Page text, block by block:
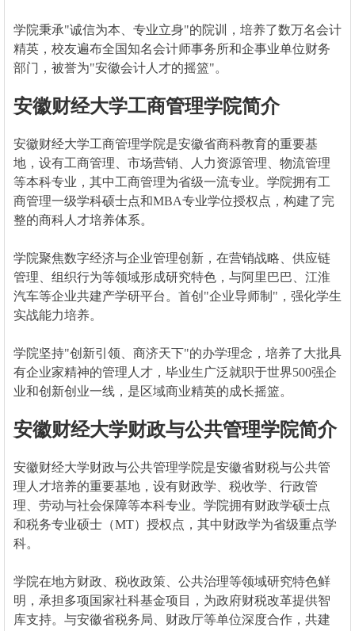
学院秉承"诚信为本、专业立身"的院训，培养了数万名会计
精英，校友遍布全国知名会计师事务所和企事业单位财务
部门，被誉为"安徽会计人才的摇篮"。
安徽财经大学工商管理学院简介
安徽财经大学工商管理学院是安徽省商科教育的重要基
地，设有工商管理、市场营销、人力资源管理、物流管理
等本科专业，其中工商管理为省级一流专业。学院拥有工
商管理一级学科硕士点和MBA专业学位授权点，构建了完
整的商科人才培养体系。
学院聚焦数字经济与企业管理创新，在营销战略、供应链
管理、组织行为等领域形成研究特色，与阿里巴巴、江淮
汽车等企业共建产学研平台。首创"企业导师制"，强化学生
实战能力培养。
学院坚持"创新引领、商济天下"的办学理念，培养了大批具
有企业家精神的管理人才，毕业生广泛就职于世界500强企
业和创新创业一线，是区域商业精英的成长摇篮。
安徽财经大学财政与公共管理学院简介
安徽财经大学财政与公共管理学院是安徽省财税与公共管
理人才培养的重要基地，设有财政学、税收学、行政管
理、劳动与社会保障等本科专业。学院拥有财政学硕士点
和税务专业硕士（MT）授权点，其中财政学为省级重点学
科。
学院在地方财政、税收政策、公共治理等领域研究特色鲜
明，承担多项国家社科基金项目，为政府财税改革提供智
库支持。与安徽省税务局、财政厅等单位深度合作，共建